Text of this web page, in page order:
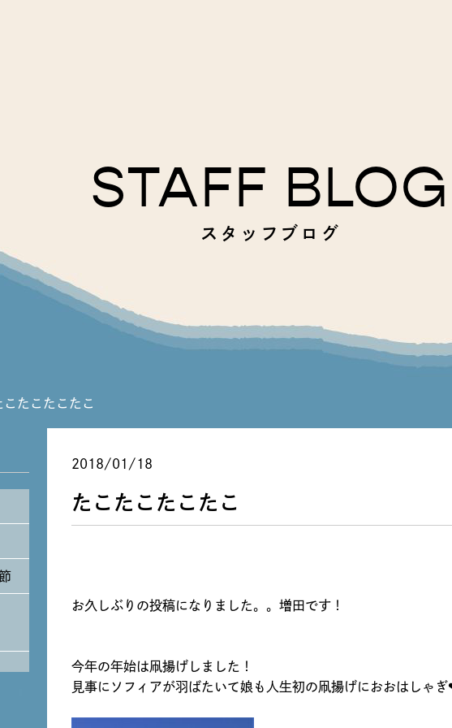
STAFF BLOG
スタッフブログ
こたこたこたこ
2018/01/18
たこたこたこたこ
お久しぶりの投稿になりました。。増田です！
今年の年始は凧揚げしました！
見事にソフィアが羽ばたいて娘も人生初の凧揚げにおおはしゃ